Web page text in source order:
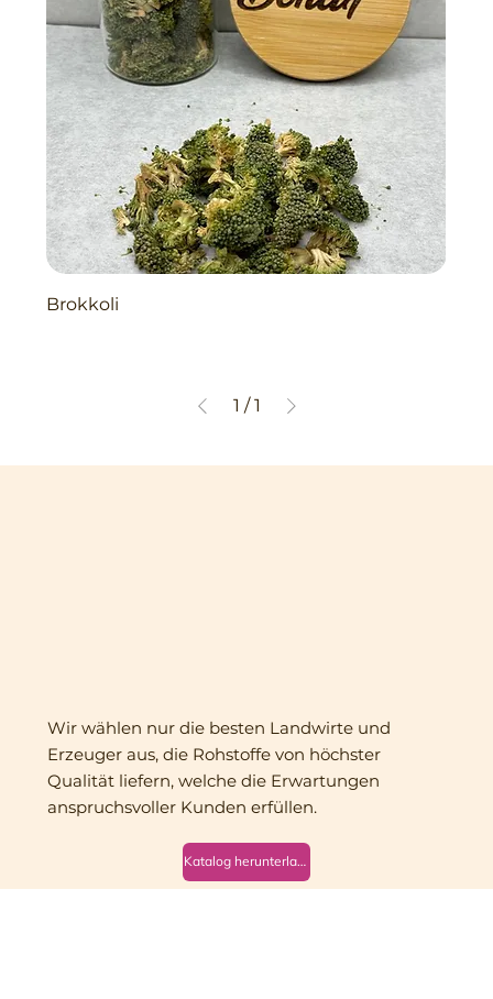
Katalog herunterladen
Wir wählen nur die besten Landwirte und
Erzeuger aus, die Rohstoffe von höchster
Qualität liefern, welche die Erwartungen
anspruchsvoller Kunden erfüllen.
Brokkoli
1 / 1